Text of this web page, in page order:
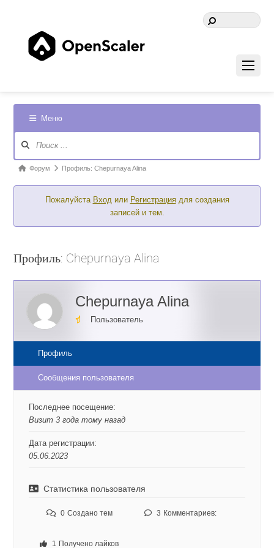
Меню
Форума
ФорумФорум Профиль: Chepurnaya Alina
Пожалуйста Входили Регистрациядля создания
записей и тем.
Профиль: Chepurnaya Alina
Chepurnaya Alina
Пользователь
Профиль
Сообщения пользователя
Последнее посещение:
Визит 3 года тому назад
Дата регистрации:
05.06.2023
Статистика пользователя
0 Создано тем 3 Комментариев:
1 Получено лайков